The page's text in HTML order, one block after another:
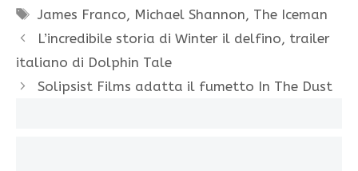
Tag
James Franco, Michael Shannon, The Iceman
L’incredibile storia di Winter il delfino, trailer
italiano di Dolphin Tale
Solipsist Films adatta il fumetto In The Dust